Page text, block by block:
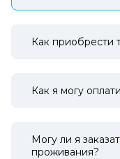
Как приобрести
Как я могу
Могу ли я
проживания?